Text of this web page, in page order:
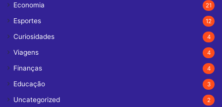
Economia 21
Esportes 12
Curiosidades 4
Viagens 4
Finanças 4
Educação 3
Uncategorized 2